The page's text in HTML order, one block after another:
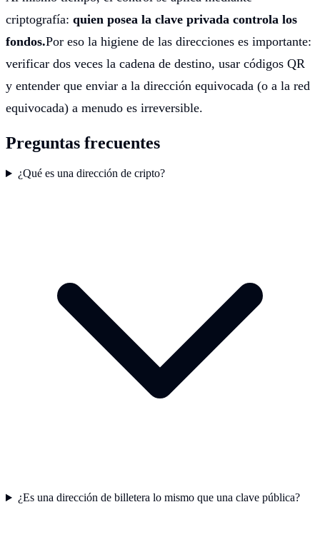
criptografía: quien posea la clave privada controla los
fondos.Por eso la higiene de las direcciones es importante:
verificar dos veces la cadena de destino, usar códigos QR
y entender que enviar a la dirección equivocada (o a la red
equivocada) a menudo es irreversible.
Preguntas frecuentes
¿Qué es una dirección de cripto?
¿Es una dirección de billetera lo mismo que una clave pública?